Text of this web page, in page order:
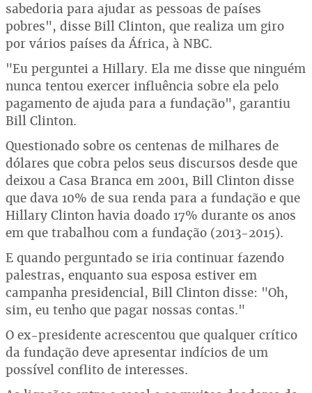
sabedoria para ajudar as pessoas de países
pobres", disse Bill Clinton, que realiza um giro
por vários países da África, à NBC.
"Eu perguntei a Hillary. Ela me disse que ninguém
nunca tentou exercer influência sobre ela pelo
pagamento de ajuda para a fundação", garantiu
Bill Clinton.
Questionado sobre os centenas de milhares de
dólares que cobra pelos seus discursos desde que
deixou a Casa Branca em 2001, Bill Clinton disse
que dava 10% de sua renda para a fundação e que
Hillary Clinton havia doado 17% durante os anos
em que trabalhou com a fundação (2013-2015).
E quando perguntado se iria continuar fazendo
palestras, enquanto sua esposa estiver em
campanha presidencial, Bill Clinton disse: "Oh,
sim, eu tenho que pagar nossas contas."
O ex-presidente acrescentou que qualquer crítico
da fundação deve apresentar indícios de um
possível conflito de interesses.